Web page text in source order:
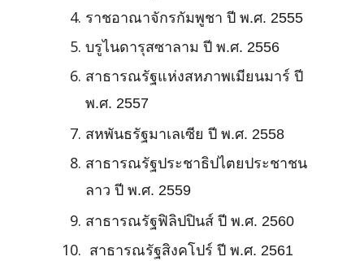
ราชอาณาจักรกัมพูชา ปี พ.ศ. 2555
บรูไนดารุสซาลาม ปี พ.ศ. 2556
สาธารณรัฐแห่งสหภาพเมียนมาร์ ปี
พ.ศ. 2557
สหพันธรัฐมาเลเซีย ปี พ.ศ. 2558
สาธารณรัฐประชาธิปไตยประชาชน
ลาว ปี พ.ศ. 2559
สาธารณรัฐฟิลิปปินส์ ปี พ.ศ. 2560
สาธารณรัฐสิงคโปร์ ปี พ.ศ. 2561